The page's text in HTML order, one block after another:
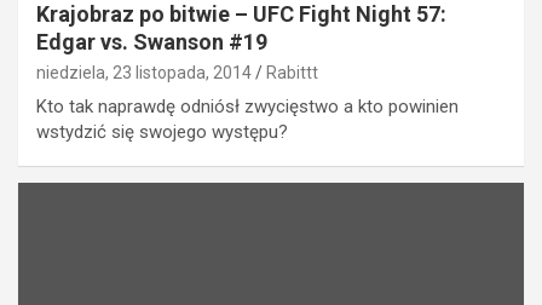
Krajobraz po bitwie – UFC Fight Night 57:
Edgar vs. Swanson #19
niedziela, 23 listopada, 2014 Rabittt
Kto tak naprawdę odniósł zwycięstwo a kto powinien
wstydzić się swojego występu?